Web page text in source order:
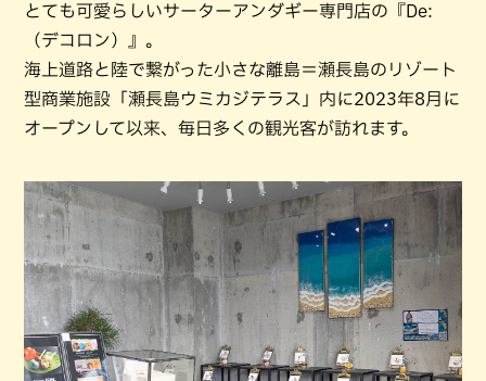
とても可愛らしいサーターアンダギー専門店の『De:
（デコロン）』。
海上道路と陸で繋がった小さな離島＝瀬長島のリゾート
型商業施設「瀬長島ウミカジテラス」内に2023年8月に
オープンして以来、毎日多くの観光客が訪れます。